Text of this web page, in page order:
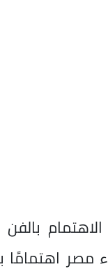
بالفن
اهتمامًا